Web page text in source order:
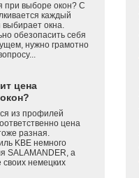
при выборе окон? С
каждый
выбирает окна.
обезопасить себя
нужно грамотно
цена
из профилей
цена
разная.
KBE немного
SALAMANDER, а
немецких